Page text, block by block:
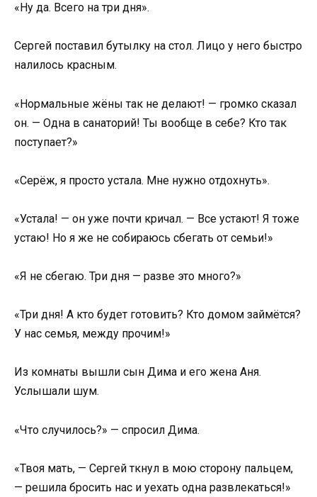
«Ну да. Всего на три дня».
Сергей поставил бутылку на стол. Лицо у него быстро
налилось красным.
«Нормальные жёны так не делают! — громко сказал
он. — Одна в санаторий! Ты вообще в себе? Кто так
поступает?»
«Серёж, я просто устала. Мне нужно отдохнуть».
«Устала! — он уже почти кричал. — Все устают! Я тоже
устаю! Но я же не собираюсь сбегать от семьи!»
«Я не сбегаю. Три дня — разве это много?»
«Три дня! А кто будет готовить? Кто домом займётся?
У нас семья, между прочим!»
Из комнаты вышли сын Дима и его жена Аня.
Услышали шум.
«Что случилось?» — спросил Дима.
«Твоя мать, — Сергей ткнул в мою сторону пальцем,
— решила бросить нас и уехать одна развлекаться!»